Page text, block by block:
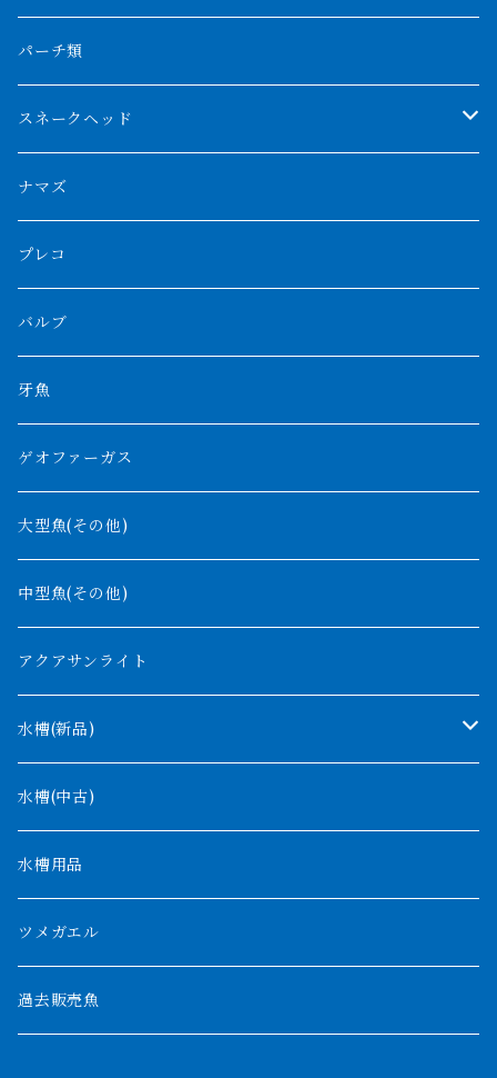
フルゴールデンクロスバック
ブルーベースクロスバック
BILLY-KENオリジナルブランド紅龍
チョッパーレッド
ブルレッド
その他アジアアロワナ
特殊個体
紅龍
バンジャール
シルバーアロワナ
ブラックアロワナ
ノーザンバラムンディ
その他アロワナ
フォークバンド
メニーバータイガー
ニューギニアダトニオ
ショート個体
エンドリケリー
ギニア
ナイジェリア
ナイルビチャー
ナポレオンビチャー
バロ川
ビキールビキール
トゥルカナ湖
オモ川
タンガニーカビチャー
アンソルギー
コウロントン
ラプラディ
ギニア
ナイジェリア
コンギクス
オルナティピンニス
コンゴ
タンガニーカ
ウィークシー
モケレンベンベ
デルヘッジ
ザイールグリーン
パルマス
ポーリー
セネガルス
クロコダイル
その他淡水エイ
その他肺魚
パーチ類
スネークヘッド
チャンナバルカ
大型スネークヘッド
中型スネークヘッド
小型スネークヘッド
ナマズ
プレコ
バルブ
牙魚
ゲオファーガス
大型魚(その他)
中型魚(その他)
アクアサンライト
水槽(新品)
1200mm以下
1500mm
1800mm
2000mm以上
水槽(中古)
水槽用品
ツメガエル
過去販売魚